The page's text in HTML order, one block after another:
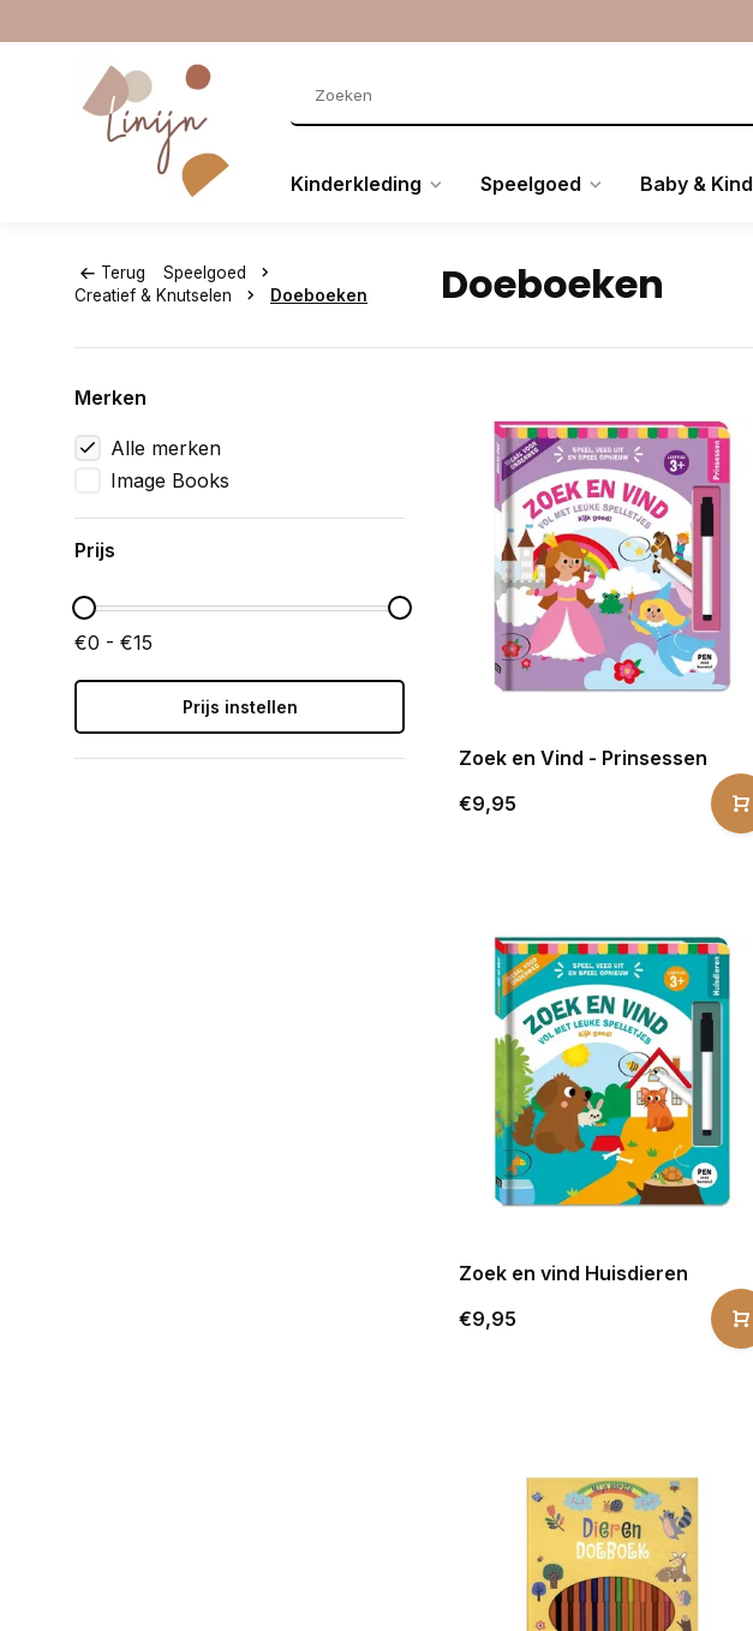
Kinderkleding Speelgoed Baby & Kind
Terug
Speelgoed
Creatief & Knutselen
Doeboeken Doeboeken
Merken
Alle merken
Image Books
Prijs
€0 - €15
Prijs instellen
Zoek en Vind - Prinsessen
€9,95
Zoek en vind Huisdieren
€9,95